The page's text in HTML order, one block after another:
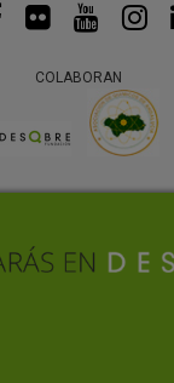
COLABORAN